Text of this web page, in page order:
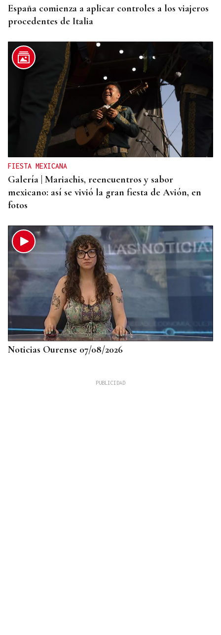
España comienza a aplicar controles a los viajeros
procedentes de Italia
FIESTA MEXICANA
Galería | Mariachis, reencuentros y sabor
mexicano: así se vivió la gran fiesta de Avión, en
fotos
Noticias Ourense 07/08/2026